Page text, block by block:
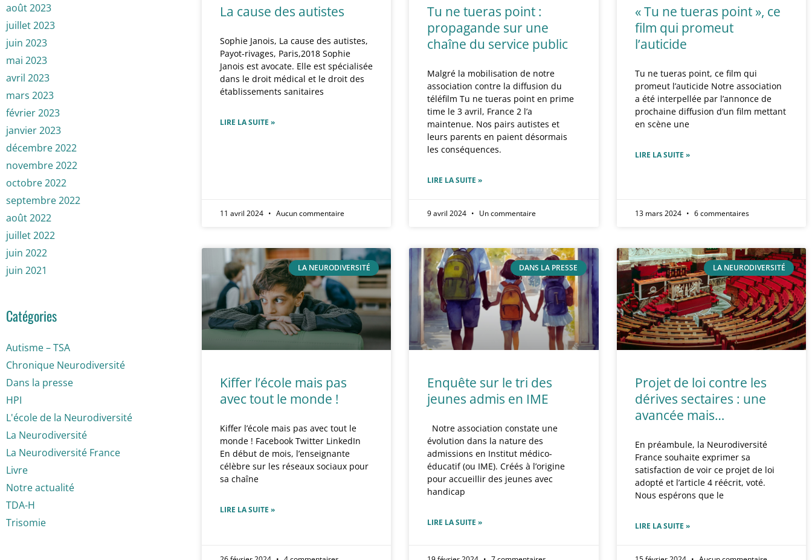
août 2023
juillet 2023
juin 2023
mai 2023
avril 2023
mars 2023
février 2023
janvier 2023
décembre 2022
novembre 2022
octobre 2022
septembre 2022
août 2022
juillet 2022
juin 2022
juin 2021
Catégories
Autisme – TSA
Chronique Neurodiversité
Dans la presse
HPI
L'école de la Neurodiversité
La Neurodiversité
La Neurodiversité France
Livre
Notre actualité
TDA-H
Trisomie
La cause des autistes
Sophie Janois, La cause des autistes,
Payot-rivages, Paris,2018 Sophie
Janois est avocate. Elle est spécialisée
dans le droit médical et le droit des
établissements sanitaires
LIRE LA SUITE »
11 avril 2024 Aucun commentaire
Tu ne tueras point :
propagande sur une
chaîne du service public
Malgré la mobilisation de notre
association contre la diffusion du
téléfilm Tu ne tueras point en prime
time le 3 avril, France 2 l’a
maintenue. Nos pairs autistes et
leurs parents en paient désormais
les conséquences.
LIRE LA SUITE »
9 avril 2024 Un commentaire
« Tu ne tueras point », ce
film qui promeut
l’auticide
Tu ne tueras point, ce film qui
promeut l’auticide Notre association
a été interpellée par l’annonce de
prochaine diffusion d’un film mettant
en scène une
LIRE LA SUITE »
13 mars 2024 6 commentaires
LA NEURODIVERSITÉ
Kiffer l’école mais pas
avec tout le monde !
Kiffer l’école mais pas avec tout le
monde ! Facebook Twitter LinkedIn
En début de mois, l’enseignante
célèbre sur les réseaux sociaux pour
sa chaîne
LIRE LA SUITE »
DANS LA PRESSE
Enquête sur le tri des
jeunes admis en IME
Notre association constate une
évolution dans la nature des
admissions en Institut médico-
éducatif (ou IME). Créés à l’origine
pour accueillir des jeunes avec
handicap
LIRE LA SUITE »
LA NEURODIVERSITÉ
Projet de loi contre les
dérives sectaires : une
avancée mais…
En préambule, la Neurodiversité
France souhaite exprimer sa
satisfaction de voir ce projet de loi
adopté et l’article 4 réécrit, voté.
Nous espérons que le
LIRE LA SUITE »